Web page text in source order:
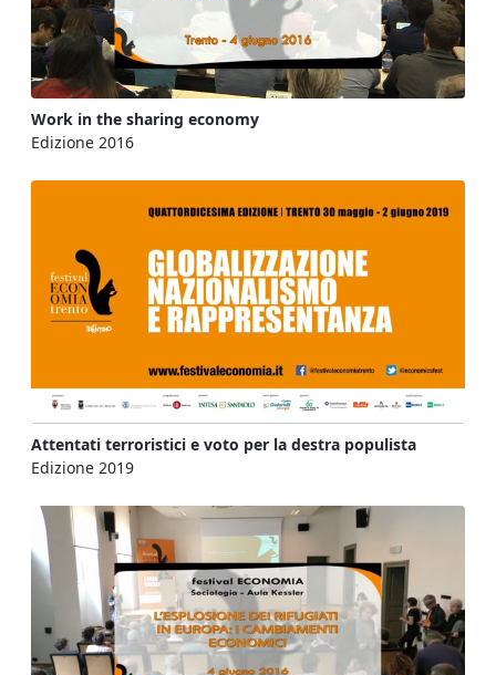
Work in the sharing economy
Edizione 2016
Attentati terroristici e voto per la destra populista
Edizione 2019